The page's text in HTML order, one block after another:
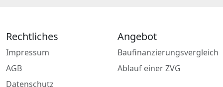
Rechtliches
Impressum
AGB
Datenschutz
Angebot
Baufinanzierungsvergleich
Ablauf einer ZVG